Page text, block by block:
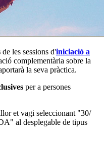
de les sessions d'iniciació a
complementària sobre la
la seva pràctica.
per a persones
et vagi seleccionant "30/
al desplegable de tipus